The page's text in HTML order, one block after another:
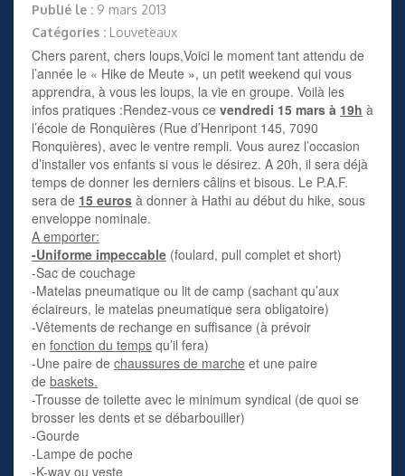
Publié le : 9 mars 2013
Catégories : Louveteaux
Chers parent, chers loups,Voici le moment tant attendu de
l’année le « Hike de Meute », un petit weekend qui vous
apprendra, à vous les loups, la vie en groupe. Voilà les
infos pratiques :Rendez-vous ce vendredi 15 mars à 19h à
l’école de Ronquières (Rue d’Henripont 145, 7090
Ronquières), avec le ventre rempli. Vous aurez l’occasion
d’installer vos enfants si vous le désirez. A 20h, il sera déjà
temps de donner les derniers câlins et bisous. Le P.A.F.
sera de 15 euros à donner à Hathi au début du hike, sous
enveloppe nominale.
A emporter:
-Uniforme impeccable (foulard, pull complet et short)
-Sac de couchage
-Matelas pneumatique ou lit de camp (sachant qu’aux
éclaireurs, le matelas pneumatique sera obligatoire)
-Vêtements de rechange en suffisance (à prévoir
en fonction du temps qu’il fera)
-Une paire de chaussures de marche et une paire
de baskets.
-Trousse de toilette avec le minimum syndical (de quoi se
brosser les dents et se débarbouiller)
-Gourde
-Lampe de poche
-K-way ou veste